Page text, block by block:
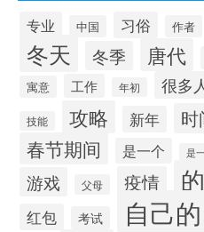
专业 中国 习俗 作者
冬天 冬季 唐代
寓意 工作 年初 很多
技能 攻略 新年 时
春节期间 是一个 是
游戏 父母 疫情
红包 考试 自己的